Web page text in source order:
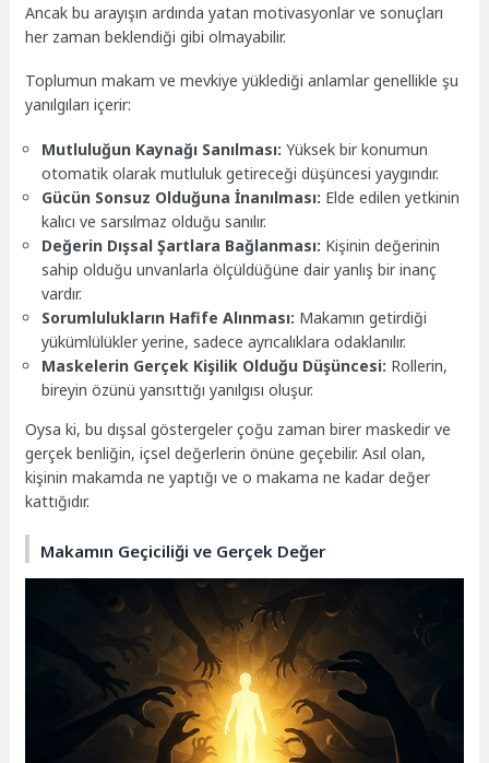
Ancak bu arayışın ardında yatan motivasyonlar ve sonuçları
her zaman beklendiği gibi olmayabilir.
Toplumun makam ve mevkiye yüklediği anlamlar genellikle şu
yanılgıları içerir:
Mutluluğun Kaynağı Sanılması: Yüksek bir konumun
otomatik olarak mutluluk getireceği düşüncesi yaygındır.
Gücün Sonsuz Olduğuna İnanılması: Elde edilen yetkinin
kalıcı ve sarsılmaz olduğu sanılır.
Değerin Dışsal Şartlara Bağlanması: Kişinin değerinin
sahip olduğu unvanlarla ölçüldüğüne dair yanlış bir inanç
vardır.
Sorumlulukların Hafife Alınması: Makamın getirdiği
yükümlülükler yerine, sadece ayrıcalıklara odaklanılır.
Maskelerin Gerçek Kişilik Olduğu Düşüncesi: Rollerin,
bireyin özünü yansıttığı yanılgısı oluşur.
Oysa ki, bu dışsal göstergeler çoğu zaman birer maskedir ve
gerçek benliğin, içsel değerlerin önüne geçebilir. Asıl olan,
kişinin makamda ne yaptığı ve o makama ne kadar değer
kattığıdır.
Makamın Geçiciliği ve Gerçek Değer